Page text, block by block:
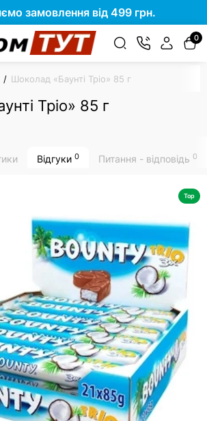
замовлення від 499 грн.
0
Шоколад «Баунті Тріо» 85 г
Тріо» 85 г
Відгуки 0 Питання - відповідь 0
Top